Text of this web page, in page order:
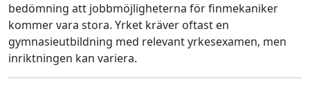
bedömning att jobbmöjligheterna för finmekaniker
kommer vara stora. Yrket kräver oftast en
gymnasieutbildning med relevant yrkesexamen, men
inriktningen kan variera.